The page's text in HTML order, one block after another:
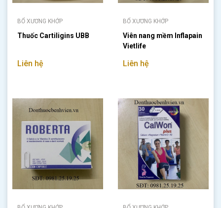
BỔ XƯƠNG KHỚP
Thuốc Cartiligins UBB
Liên hệ
BỔ XƯƠNG KHỚP
Viên nang mềm Inflapain
Vietlife
Liên hệ